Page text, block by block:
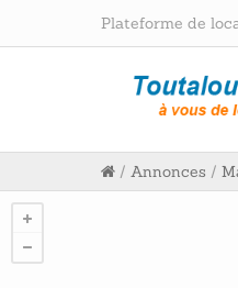
Plateforme de
/ Annonces /